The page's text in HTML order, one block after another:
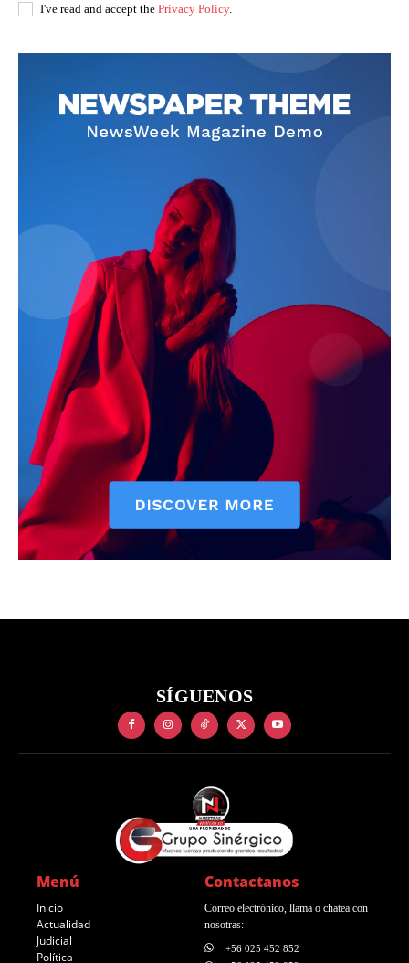
I've read and accept the Privacy Policy.
SÍGUENOS
Menú
Inicio
Actualidad
Judicial
Política
Contactanos
Correo electrónico, llama o chatea con
nosotras:
+56 025 452 852